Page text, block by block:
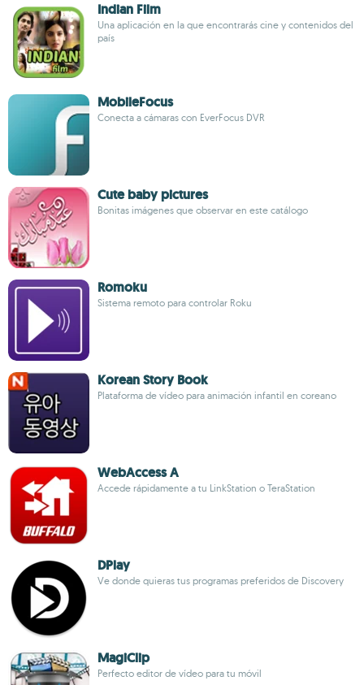
Indian Film
Una aplicación en la que encontrarás cine y contenidos del
país
MobileFocus
Conecta a cámaras con EverFocus DVR
Cute baby pictures
Bonitas imágenes que observar en este catálogo
Romoku
Sistema remoto para controlar Roku
Korean Story Book
Plataforma de vídeo para animación infantil en coreano
WebAccess A
Accede rápidamente a tu LinkStation o TeraStation
DPlay
Ve donde quieras tus programas preferidos de Discovery
MagiClip
Perfecto editor de vídeo para tu móvil